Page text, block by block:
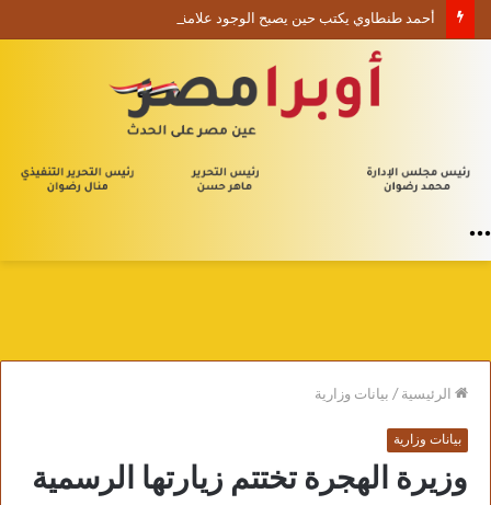
أحمد طنطاوي يكتب حين يصبح الوجود علامة استفهام
الرئيسية/بيانات وزارية
بيانات وزارية
وزيرة الهجرة تختتم زيارتها الرسمية